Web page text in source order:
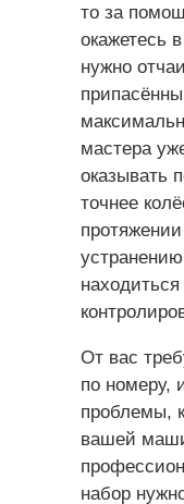
то за
окажетесь
нужно
мастера
оказывать
точнее
От вас
по номеру,
проблемы,
вашей
набор